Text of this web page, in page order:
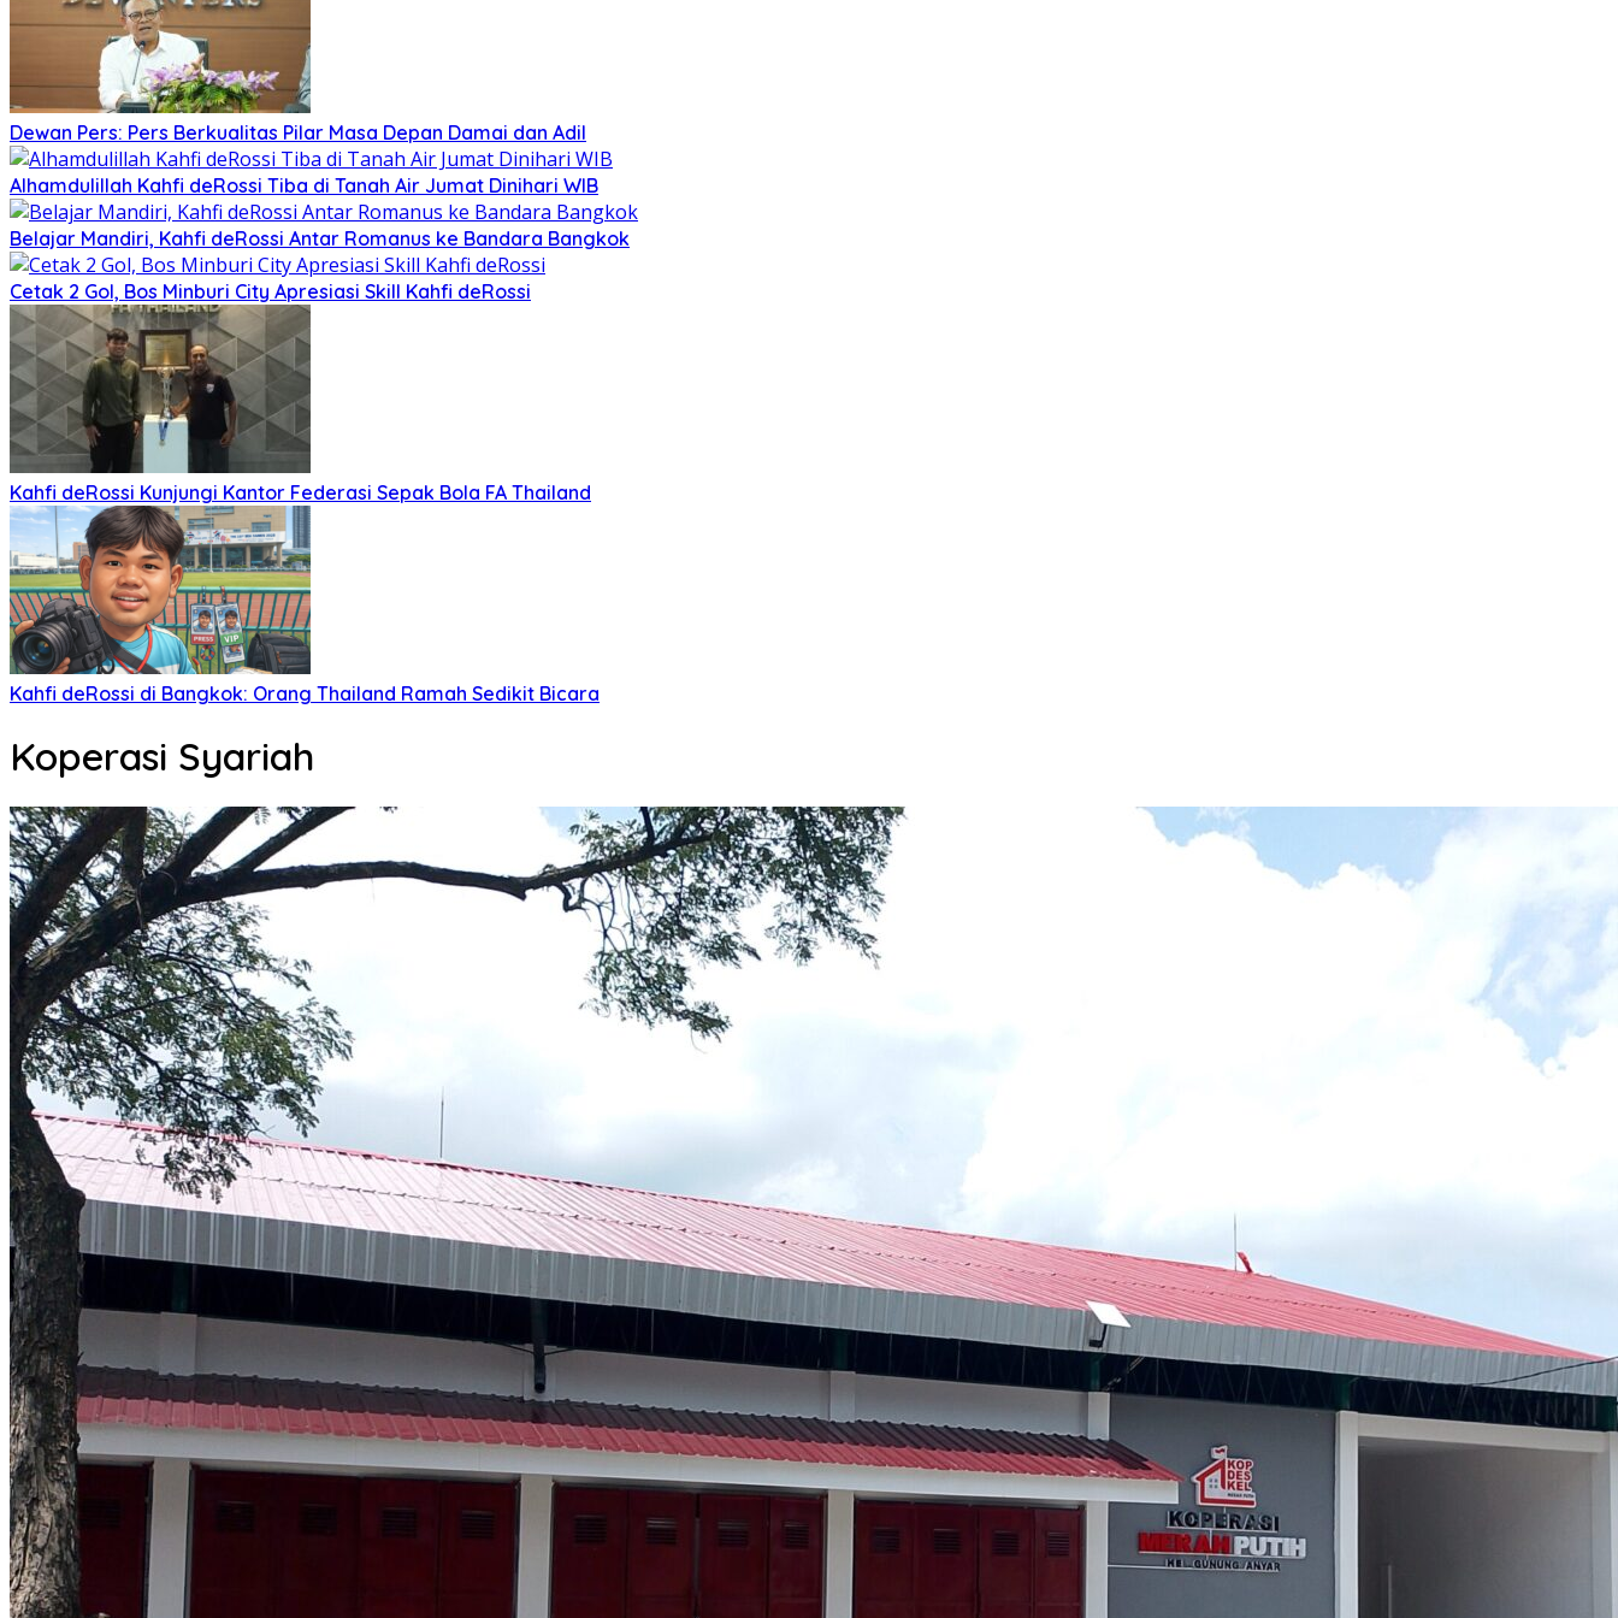
Dewan Pers: Pers Berkualitas Pilar Masa Depan Damai dan Adil
Alhamdulillah Kahfi deRossi Tiba di Tanah Air Jumat Dinihari WIB
Belajar Mandiri, Kahfi deRossi Antar Romanus ke Bandara Bangkok
Cetak 2 Gol, Bos Minburi City Apresiasi Skill Kahfi deRossi
Kahfi deRossi Kunjungi Kantor Federasi Sepak Bola FA Thailand
Kahfi deRossi di Bangkok: Orang Thailand Ramah Sedikit Bicara
Koperasi Syariah